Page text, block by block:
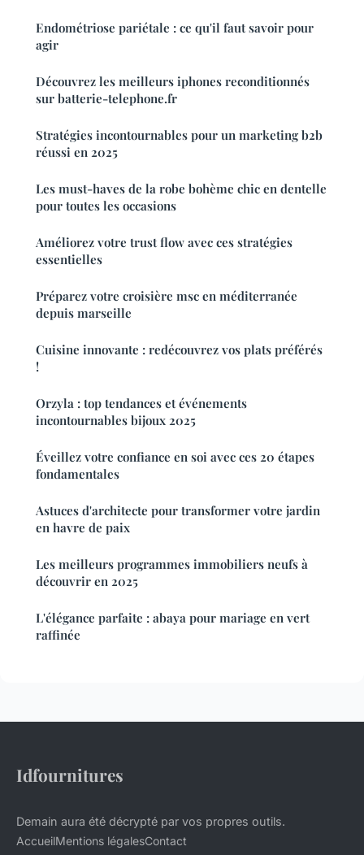
Endométriose pariétale : ce qu'il faut savoir pour
agir
Découvrez les meilleurs iphones reconditionnés
sur batterie-telephone.fr
Stratégies incontournables pour un marketing b2b
réussi en 2025
Les must-haves de la robe bohème chic en dentelle
pour toutes les occasions
Améliorez votre trust flow avec ces stratégies
essentielles
Préparez votre croisière msc en méditerranée
depuis marseille
Cuisine innovante : redécouvrez vos plats préférés
!
Orzyla : top tendances et événements
incontournables bijoux 2025
Éveillez votre confiance en soi avec ces 20 étapes
fondamentales
Astuces d'architecte pour transformer votre jardin
en havre de paix
Les meilleurs programmes immobiliers neufs à
découvrir en 2025
L'élégance parfaite : abaya pour mariage en vert
raffinée
Idfournitures
Demain aura été décrypté par vos propres outils.
AccueilMentions légalesContact